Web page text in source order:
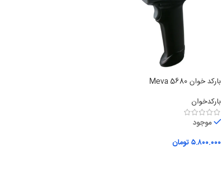
بارکد خوان Meva 5680
بارکدخوان
موجود
۵.۸۰۰.۰۰۰ تومان